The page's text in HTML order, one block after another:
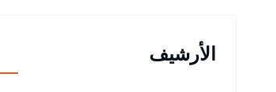
الأرشيف